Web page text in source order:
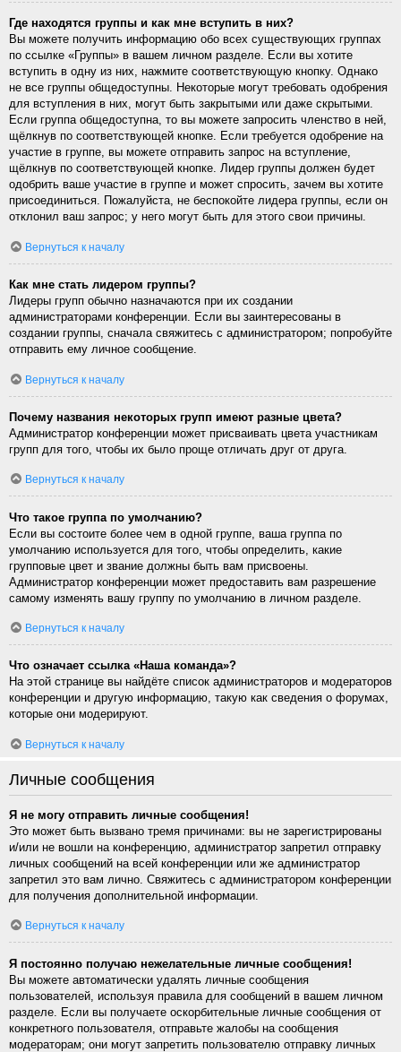
Где находятся группы и как мне вступить в них?
Вы можете получить информацию обо всех существующих группах
по ссылке «Группы» в вашем личном разделе. Если вы хотите
вступить в одну из них, нажмите соответствующую кнопку. Однако
не все группы общедоступны. Некоторые могут требовать одобрения
для вступления в них, могут быть закрытыми или даже скрытыми.
Если группа общедоступна, то вы можете запросить членство в ней,
щёлкнув по соответствующей кнопке. Если требуется одобрение на
участие в группе, вы можете отправить запрос на вступление,
щёлкнув по соответствующей кнопке. Лидер группы должен будет
одобрить ваше участие в группе и может спросить, зачем вы хотите
присоединиться. Пожалуйста, не беспокойте лидера группы, если он
отклонил ваш запрос; у него могут быть для этого свои причины.
Вернуться к началу
Как мне стать лидером группы?
Лидеры групп обычно назначаются при их создании
администраторами конференции. Если вы заинтересованы в
создании группы, сначала свяжитесь с администратором; попробуйте
отправить ему личное сообщение.
Вернуться к началу
Почему названия некоторых групп имеют разные цвета?
Администратор конференции может присваивать цвета участникам
групп для того, чтобы их было проще отличать друг от друга.
Вернуться к началу
Что такое группа по умолчанию?
Если вы состоите более чем в одной группе, ваша группа по
умолчанию используется для того, чтобы определить, какие
групповые цвет и звание должны быть вам присвоены.
Администратор конференции может предоставить вам разрешение
самому изменять вашу группу по умолчанию в личном разделе.
Вернуться к началу
Что означает ссылка «Наша команда»?
На этой странице вы найдёте список администраторов и модераторов
конференции и другую информацию, такую как сведения о форумах,
которые они модерируют.
Вернуться к началу
Личные сообщения
Я не могу отправить личные сообщения!
Это может быть вызвано тремя причинами: вы не зарегистрированы
и/или не вошли на конференцию, администратор запретил отправку
личных сообщений на всей конференции или же администратор
запретил это вам лично. Свяжитесь с администратором конференции
для получения дополнительной информации.
Вернуться к началу
Я постоянно получаю нежелательные личные сообщения!
Вы можете автоматически удалять личные сообщения
пользователей, используя правила для сообщений в вашем личном
разделе. Если вы получаете оскорбительные личные сообщения от
конкретного пользователя, отправьте жалобы на сообщения
модераторам; они могут запретить пользователю отправку личных